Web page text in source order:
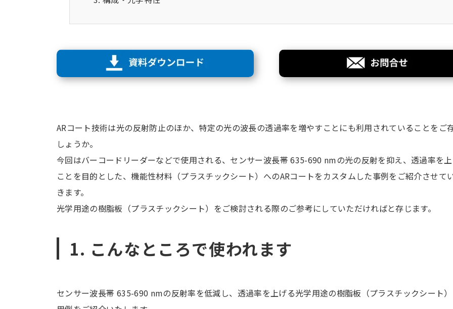
ARコート技術は光の反射防止のほか、特定の光の波長の透過率を増やすことにも利用されていることをご
しょうか。
今回はバーコードリーダーなどで使用される、センサー波長帯 635-690 nmの光の反射を抑え、透過率を
ことを目的とした、機能性材料（プラスチックシート）へのARコートをカスタムした事例をご紹介させて
きます。
光学用途の樹脂板（プラスチックシート）をご検討される際のご参考にしていただければと存じます。
1. こんなところで使われます
センサー波長帯 635-690 nmの反射率を低減し、透過率を上げる光学用途の樹脂板（プラスチックシート